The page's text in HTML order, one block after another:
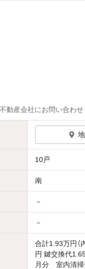
産会社にお問い合わせ
10戸
南
－
－
合計1.93万円
円 鍵交換代
月分 室内清